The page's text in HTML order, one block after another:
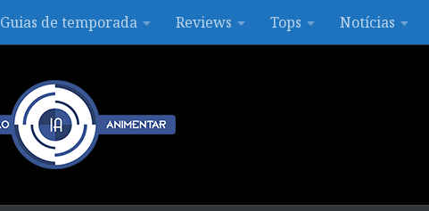
Guias de temporada Reviews Tops Notícias